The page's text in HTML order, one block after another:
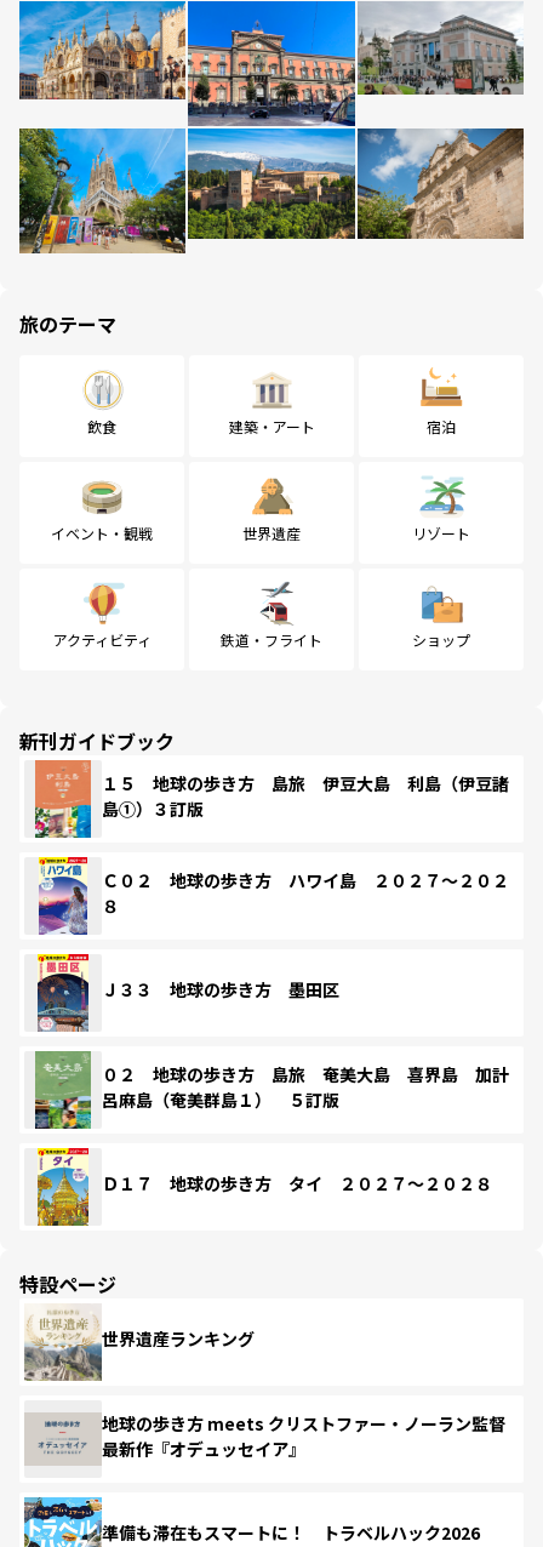
旅のテーマ
飲食 建築・アート 宿泊
イベント・観戦 世界遺産 リゾート
アクティビティ 鉄道・フライト ショップ
新刊ガイドブック
１５ 地球の歩き方 島旅 伊豆大島 利島（伊豆諸
島①）３訂版
Ｃ０２ 地球の歩き方 ハワイ島 ２０２７～２０２
８
Ｊ３３ 地球の歩き方 墨田区
０２ 地球の歩き方 島旅 奄美大島 喜界島 加計
呂麻島（奄美群島１） ５訂版
Ｄ１７ 地球の歩き方 タイ ２０２７～２０２８
特設ページ
世界遺産ランキング
地球の歩き方 meets クリストファー・ノーラン監督
最新作『オデュッセイア』
準備も滞在もスマートに！ トラベルハック2026